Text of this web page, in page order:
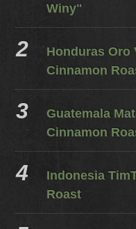
Winy"
Honduras Oro
Cinnamon
Guatemala
Cinnamon
Indonesia
Roast